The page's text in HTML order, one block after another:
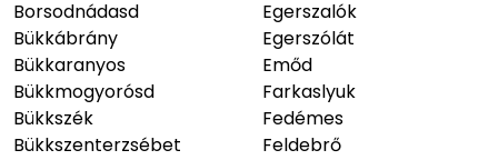
Borsodnádasd
Bükkábrány
Bükkaranyos
Bükkmogyorósd
Bükkszék
Bükkszenterzsébet
Egerszalók
Egerszólát
Emőd
Farkaslyuk
Fedémes
Feldebrő